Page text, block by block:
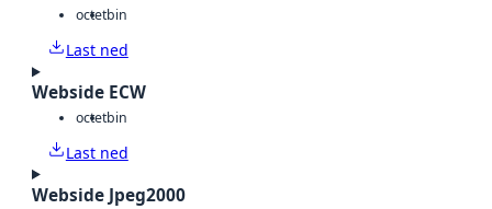
octetbin
Last ned
Webside ECW
octetbin
Last ned
Webside Jpeg2000